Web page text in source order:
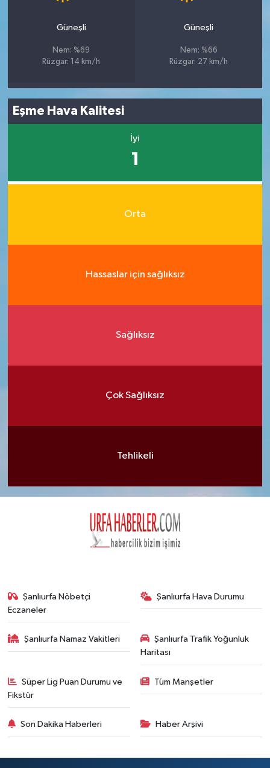
Güneşli
Nem: %69
Rüzgar: 14 km/h
Güneşli
Nem: %66
Rüzgar: 27 km/h
Eşme Hava Kalitesi
İyi
1
Orta
Hassaslar için sağlıksız
Sağlıksız
Çok Sağlıksız
Tehlikeli
Şanlıurfa Nöbetçi
Eczaneler
Şanlıurfa Hava Durumu
Şanlıurfa Namaz Vakitleri
Şanlıurfa Trafik Yoğunluk
Haritası
Süper Lig Puan Durumu ve
Fikstür
Tüm Manşetler
Son Dakika Haberleri Haber Arşivi